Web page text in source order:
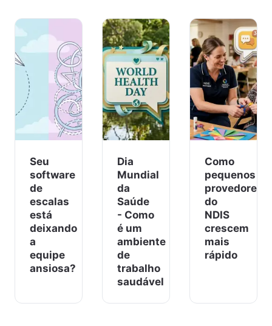
Seu
software
de
escalas
está
deixando
a
equipe
ansiosa?
Dia
Mundial
da
Saúde
- Como
é um
ambiente
de
trabalho
saudável
Como
pequenos
provedores
do
NDIS
crescem
mais
rápido